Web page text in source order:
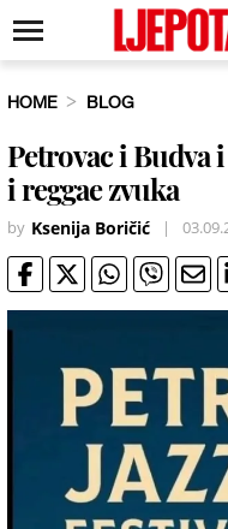
HOME BLOG
Petrovac i Budva
i reggae zvuka
by Ksenija Boričić |